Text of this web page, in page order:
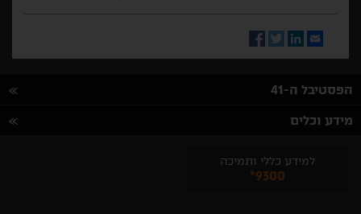
Email
LinkedIn
Twitter
Facebook
הפסטיבל ה-41
מידע וכלים
למידע כללי ותמיכה
*9300